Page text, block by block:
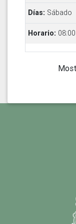
Sábado